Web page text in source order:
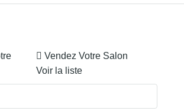
Vendez Votre Salon
Voir la liste